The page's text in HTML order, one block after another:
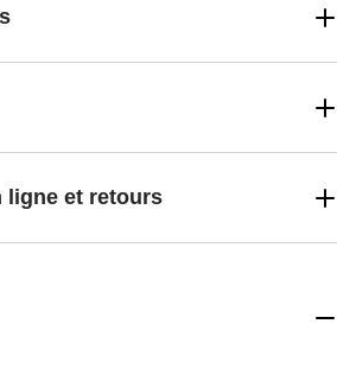
ligne et retours